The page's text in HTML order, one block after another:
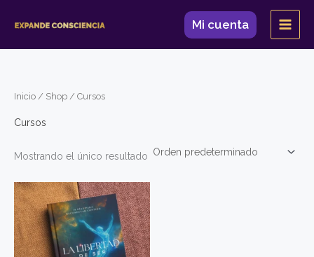
Mi cuenta
Inicio / Shop / Cursos
Cursos
Mostrando el único resultado